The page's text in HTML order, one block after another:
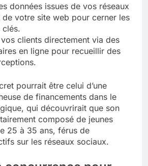
données issues de vos réseaux
de votre site web pour cerner les
clés.
clients directement via des
en ligne pour recueillir des
pourrait être celui d’une
de financements dans le
qui découvrirait que son
composé de jeunes
25 à 35 ans, férus de
sur les réseaux sociaux.